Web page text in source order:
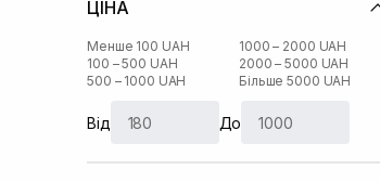
ЦІНА
Менше 100 UAH
100 – 500 UAH
500 – 1000 UAH
1000 – 2000 UAH
2000 – 5000 UAH
Більше 5000 UAH
Від До